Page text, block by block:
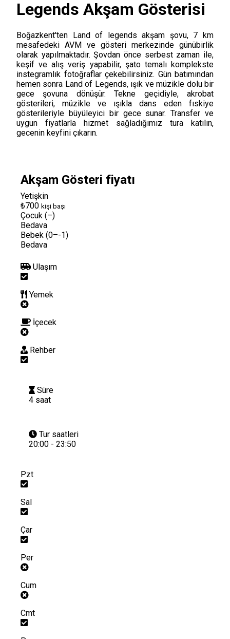
Legends Akşam Gösterisi
Boğazkent'ten Land of legends akşam şovu, 7 km
mesafedeki AVM ve gösteri merkezinde günübirlik
olarak yapılmaktadır. Şovdan önce serbest zaman ile,
keşif ve alış veriş yapabilir, şato temalı komplekste
instegramlık fotoğraflar çekebilirsiniz. Gün batımından
hemen sonra Land of Legends, ışık ve müzikle dolu bir
gece şovuna dönüşür. Tekne geçidiyle, akrobat
gösterileri, müzikle ve ışıkla dans eden fıskiye
gösterileriyle büyüleyici bir gece sunar. Transfer ve
uygun fiyatlarla hizmet sağladığımız tura katılın,
gecenin keyfini çıkarın.
Akşam Gösteri fiyatı
Yetişkin
₺700 kişi başı
Çocuk (–)
Bedava
Bebek (0–-1)
Bedava
Ulaşım
Yemek
İçecek
Rehber
Süre
4 saat
Tur saatleri
20:00 - 23:50
Pzt
Sal
Çar
Per
Cum
Cmt